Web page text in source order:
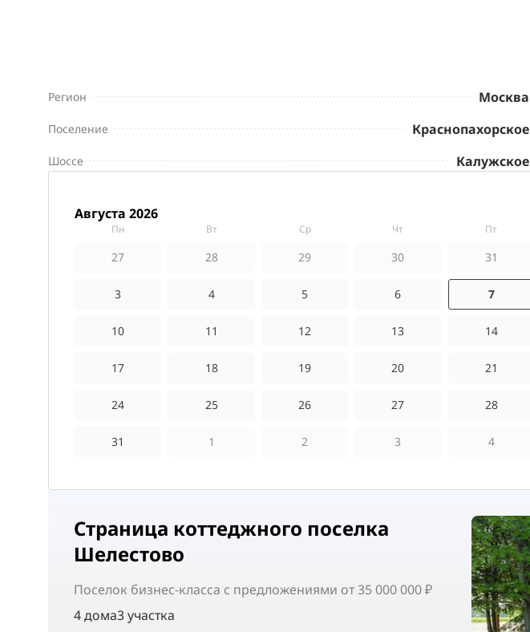
Регион Москва
Поселение Краснопахорское
Шоссе Калужское
августа 2026
пн вт ср чт пт
27 28 29 30 31
3 4 5 6 7
10 11 12 13 14
17 18 19 20 21
24 25 26 27 28
31 1 2 3 4
Страница коттеджного поселка
Шелестово
Поселок бизнес-класса с предложениями от 35 000 000 ₽
4 дома3 участка